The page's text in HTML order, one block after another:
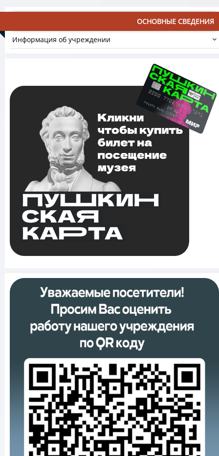
ОСНОВНЫЕ СВЕДЕНИЯ
Информация об учреждении